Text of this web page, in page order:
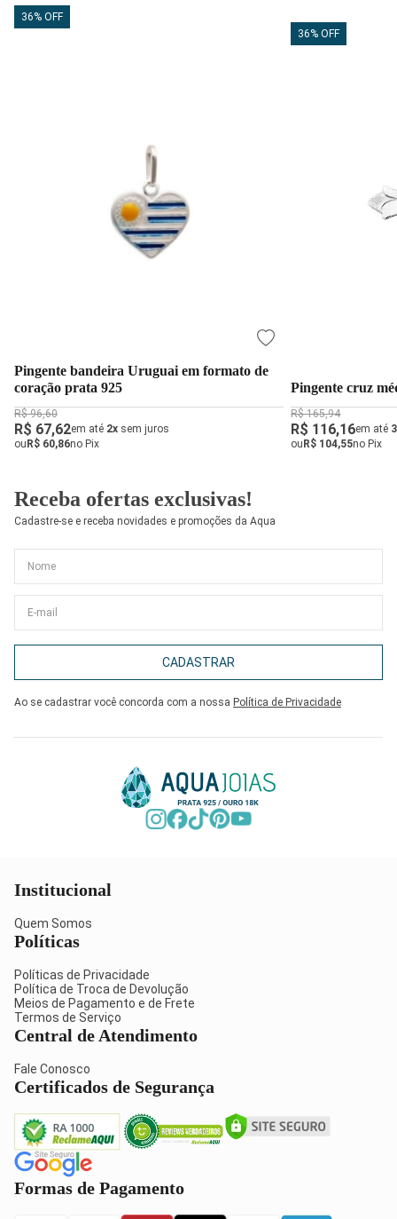
36% OFF
Pingente bandeira Uruguai em formato de
coração prata 925
R$ 96,60
R$ 67,62em até 2x sem juros
ouR$ 60,86no Pix
36% OFF
Pingente cruz
R$ 165,94
R$ 116,16em até
ouR$ 104,55no Pix
Receba ofertas exclusivas!
Cadastre-se e receba novidades e promoções da Aqua
CADASTRAR
Ao se cadastrar você concorda com a nossa Política de Privacidade
Institucional
Quem Somos
Políticas
Políticas de Privacidade
Política de Troca de Devolução
Meios de Pagamento e de Frete
Termos de Serviço
Central de Atendimento
Fale Conosco
Certificados de Segurança
Formas de Pagamento